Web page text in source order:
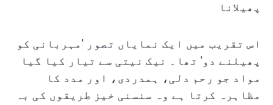
پھیلانا
اس تقریب میں ایک نمایاں تصور 'مہربانی کو
پھیلنے دو' تھا۔ نیک نیتی سے تیار کیا گیا
مواد جو رحم دلی، ہمدردی، اور مدد کا
مظاہرہ کرتا ہے وہ سنسنی خیز طریقوں کی بہ